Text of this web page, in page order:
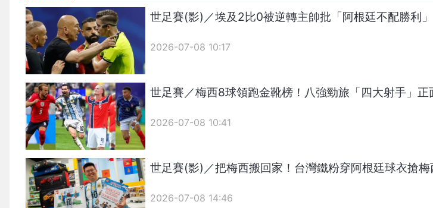
世足賽(影)／埃及2比0被逆轉主帥批「阿根廷不配勝利
2026-07-08 10:17
世足賽／梅西8球領跑金靴榜！八強勁旅「四大射手」
2026-07-08 10:41
世足賽(影)／把梅西搬回家！台灣鐵粉穿阿根廷球衣搶
2026-07-08 14:46